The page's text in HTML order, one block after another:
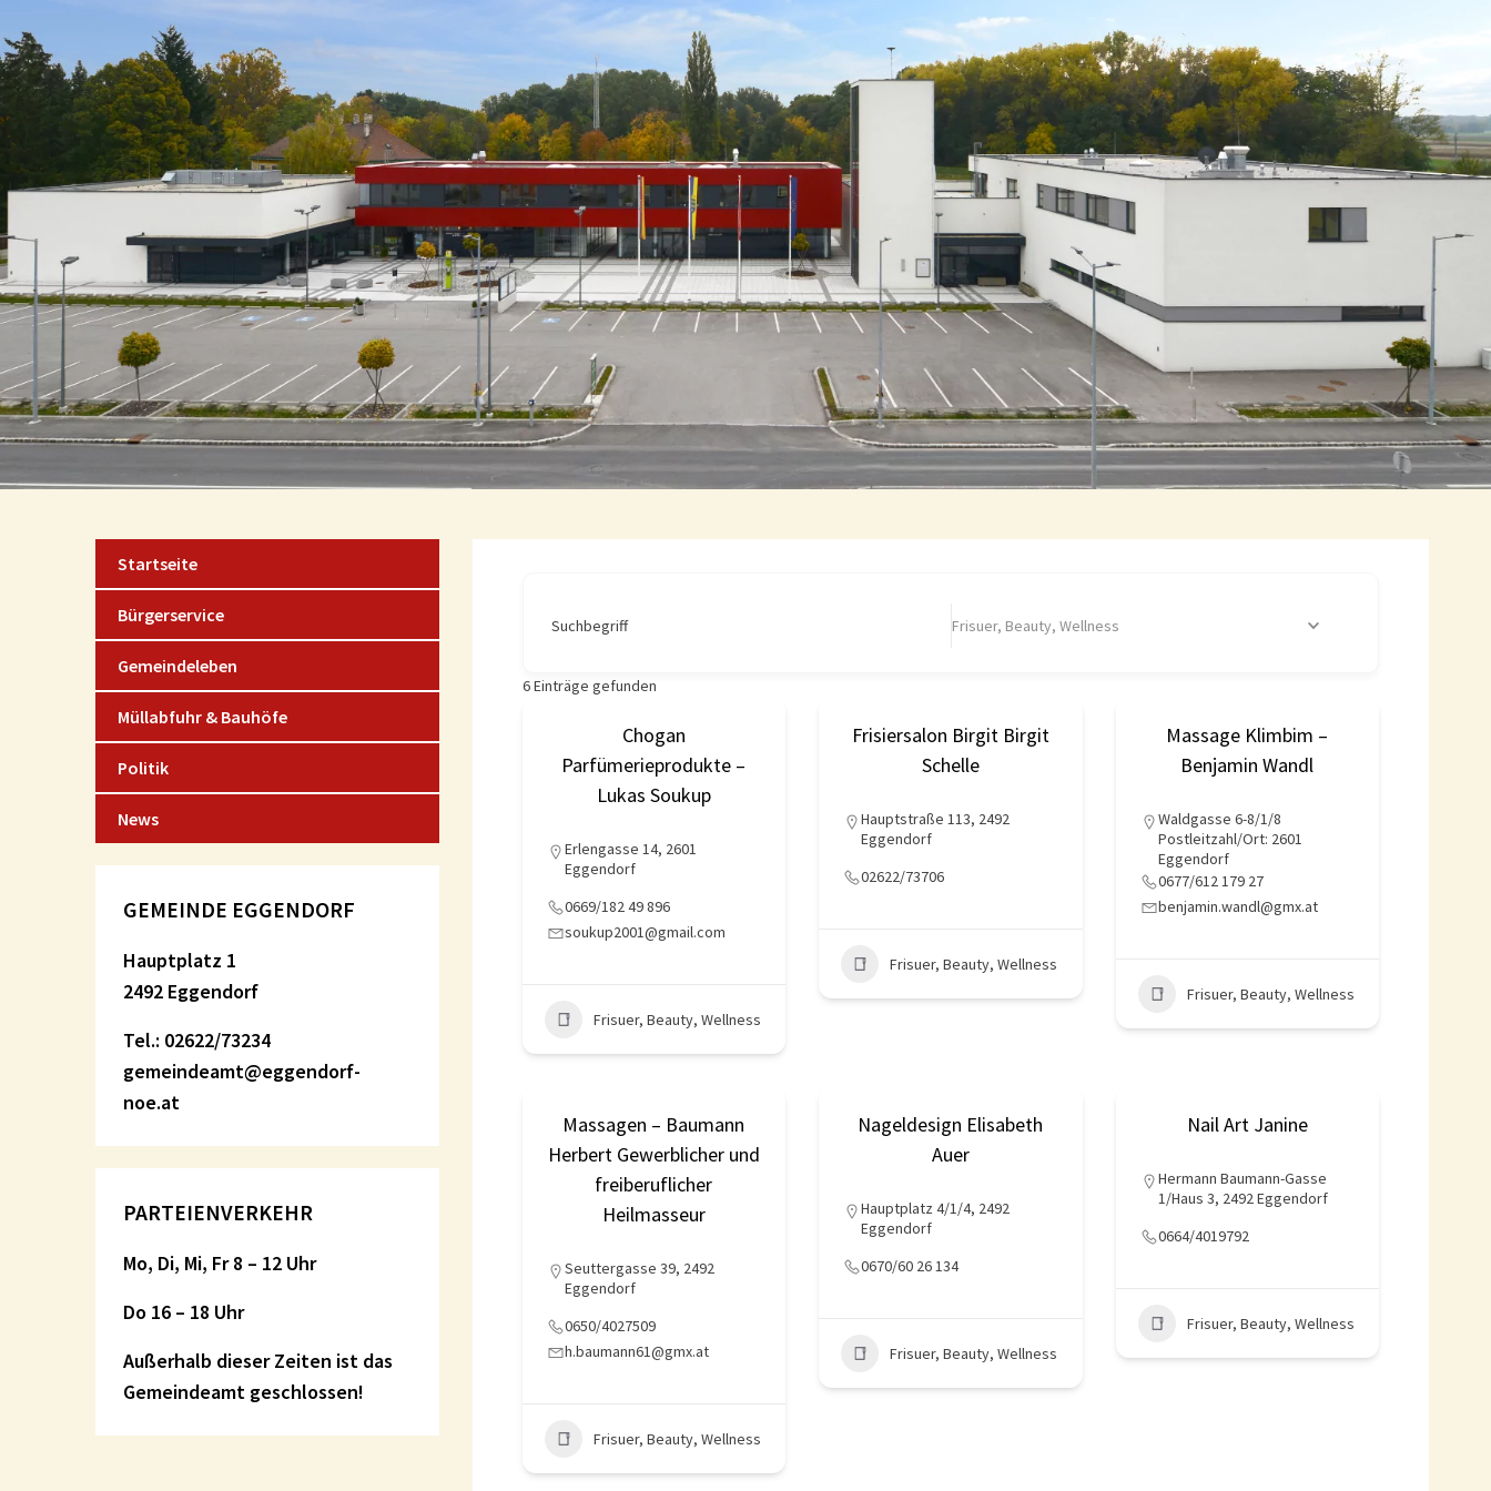
Startseite
Bürgerservice
Gemeindeleben
Müllabfuhr & Bauhöfe
Politik
News
GEMEINDE EGGENDORF
Hauptplatz 1
2492 Eggendorf
Tel.: 02622/73234
gemeindeamt@eggendorf-
noe.at
PARTEIENVERKEHR
Mo, Di, Mi, Fr 8 – 12 Uhr
Do 16 – 18 Uhr
Außerhalb dieser Zeiten ist das
Gemeindeamt geschlossen!
Suchbegriff Frisuer, Beauty, Wellness
6Einträge gefunden
Chogan
Parfümerieprodukte –
Lukas Soukup
Erlengasse 14, 2601
Eggendorf
0669/182 49 896
soukup2001@gmail.com
Frisuer, Beauty, Wellness
Frisiersalon Birgit Birgit
Schelle
Hauptstraße 113, 2492
Eggendorf
02622/73706
Frisuer, Beauty, Wellness
Massage Klimbim –
Benjamin Wandl
Waldgasse 6-8/1/8
Postleitzahl/Ort: 2601
Eggendorf
0677/612 179 27
benjamin.wandl@gmx.at
Frisuer, Beauty, Wellness
Massagen – Baumann
Herbert Gewerblicher und
freiberuflicher
Heilmasseur
Seuttergasse 39, 2492
Eggendorf
0650/4027509
h.baumann61@gmx.at
Frisuer, Beauty, Wellness
Nageldesign Elisabeth
Auer
Hauptplatz 4/1/4, 2492
Eggendorf
0670/60 26 134
Frisuer, Beauty, Wellness
Nail Art Janine
Hermann Baumann-Gasse
1/Haus 3, 2492 Eggendorf
0664/4019792
Frisuer, Beauty, Wellness